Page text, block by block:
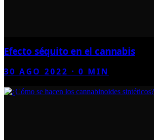
Efecto séquito en el cannabis
30 AGO 2022 ·0 MIN